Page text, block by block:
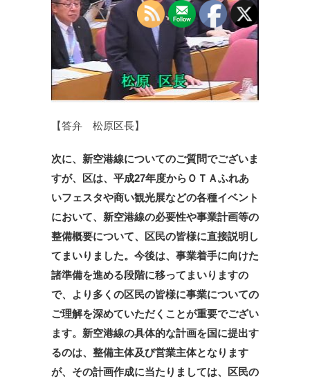
【答弁 松原区長】
次に、新空港線についてのご質問でございま
すが、区は、平成27年度からＯＴＡふれあ
いフェスタや商い観光展などの各種イベント
において、新空港線の必要性や事業計画等の
整備概要について、区民の皆様に直接説明し
てまいりました。今後は、事業着手に向けた
諸準備を進める段階に移ってまいりますの
で、より多くの区民の皆様に事業についての
ご理解を深めていただくことが重要でござい
ます。新空港線の具体的な計画を国に提出す
るのは、整備主体及び営業主体となります
が、その計画作成に当たりましては、区民の